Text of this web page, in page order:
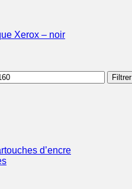
Xerox – noir
Filtrer
d’encre